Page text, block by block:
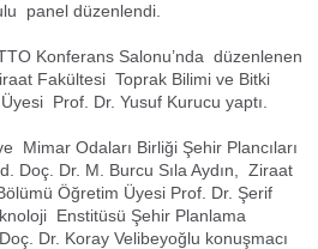
panel düzenlendi.
Konferans Salonu’nda düzenlenen
Fakültesi Toprak Bilimi ve Bitki
Prof. Dr. Yusuf Kurucu yaptı.
Mimar Odaları Birliği Şehir Plancıları
Doç. Dr. M. Burcu Sıla Aydın, Ziraat
Öğretim Üyesi Prof. Dr. Şerif
Enstitüsü Şehir Planlama
Dr. Koray Velibeyoğlu konuşmacı